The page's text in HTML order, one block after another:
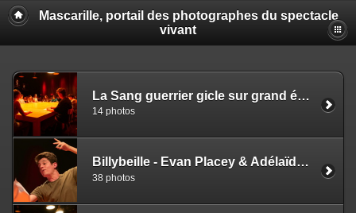
Mascarille, portail des photographes du spectacle
vivant
La Sang guerrier gicle sur grand écran quand le sang des menstrues est tu - Gustave Akakpo - Louise Bataillon
14 photos
Billybeille - Evan Placey & Adélaïde Pralon - Marijke Bedleem
38 photos